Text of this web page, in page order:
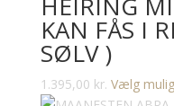
KAN FÅS I
SØLV )
1.395,00 kr. Vælg